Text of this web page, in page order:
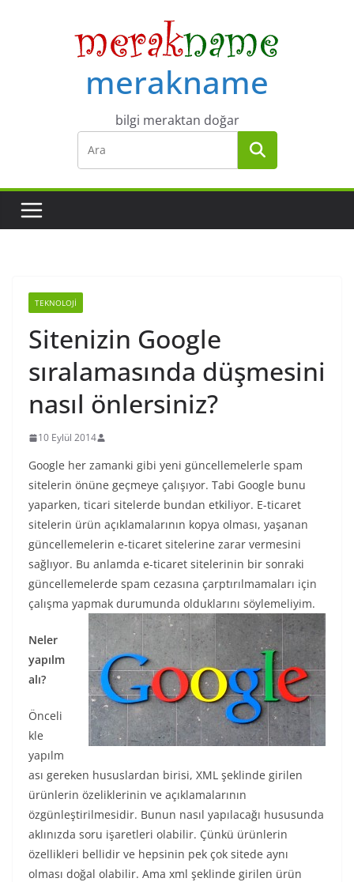
merakname
bilgi meraktan doğar
TEKNOLOJI
Sitenizin Google
sıralamasında düşmesini
nasıl önlersiniz?
10 Eylül 2014
Google her zamanki gibi yeni güncellemelerle spam
sitelerin önüne geçmeye çalışıyor. Tabi Google bunu
yaparken, ticari sitelerde bundan etkiliyor. E-ticaret
sitelerin ürün açıklamalarının kopya olması, yaşanan
güncellemelerin e-ticaret sitelerine zarar vermesini
sağlıyor. Bu anlamda e-ticaret sitelerinin bir sonraki
güncellemelerde spam cezasına çarptırılmamaları için
çalışma yapmak durumunda olduklarını söylemeliyim.
Neler
yapılm
alı?
Önceli
kle
yapılm
ası gereken hususlardan birisi, XML şeklinde girilen
ürünlerin özeliklerinin ve açıklamalarının
özgünleştirilmesidir. Bunun nasıl yapılacağı hususunda
aklınızda soru işaretleri olabilir. Çünkü ürünlerin
özellikleri bellidir ve hepsinin pek çok sitede aynı
olması doğal olabilir. Ama xml şeklinde girilen ürün